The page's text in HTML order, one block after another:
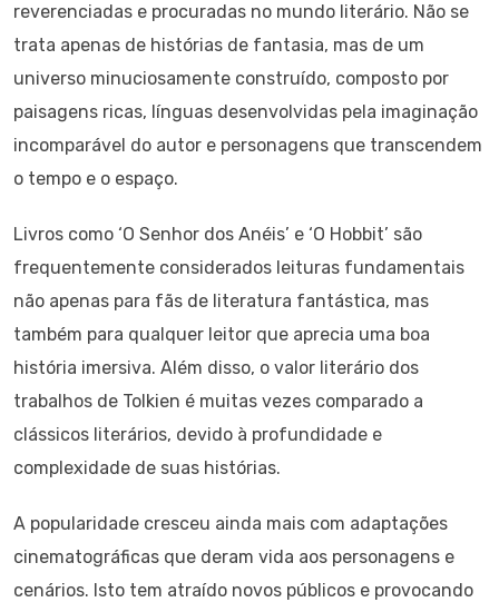
reverenciadas e procuradas no mundo literário. Não se
trata apenas de histórias de fantasia, mas de um
universo minuciosamente construído, composto por
paisagens ricas, línguas desenvolvidas pela imaginação
incomparável do autor e personagens que transcendem
o tempo e o espaço.
Livros como ‘O Senhor dos Anéis’ e ‘O Hobbit’ são
frequentemente considerados leituras fundamentais
não apenas para fãs de literatura fantástica, mas
também para qualquer leitor que aprecia uma boa
história imersiva. Além disso, o valor literário dos
trabalhos de Tolkien é muitas vezes comparado a
clássicos literários, devido à profundidade e
complexidade de suas histórias.
A popularidade cresceu ainda mais com adaptações
cinematográficas que deram vida aos personagens e
cenários. Isto tem atraído novos públicos e provocando